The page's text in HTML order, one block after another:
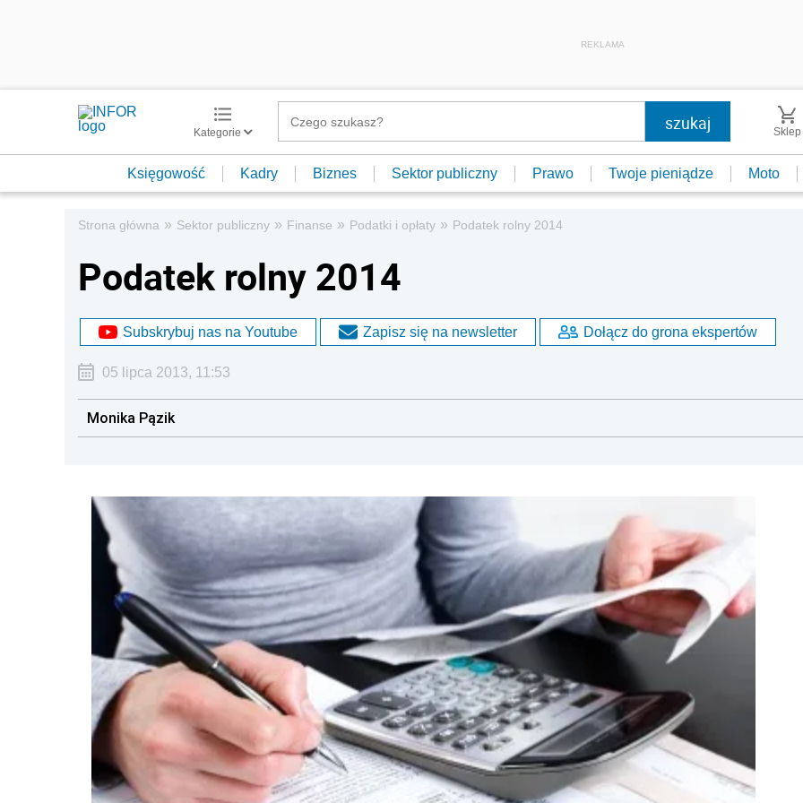
REKLAMA
Kategorie Sklep
Księgowość Kadry Biznes Sektor publiczny Prawo Twoje pieniądze Moto
Strona główna » Sektor publiczny » Finanse » Podatki i opłaty » Podatek rolny 2014
Podatek rolny 2014
Subskrybuj nas na Youtube Zapisz się na newsletter Dołącz do grona ekspertów
05 lipca 2013, 11:53
Monika Pązik